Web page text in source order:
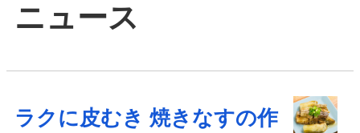
ニュース
ラクに皮むき 焼きなすの作